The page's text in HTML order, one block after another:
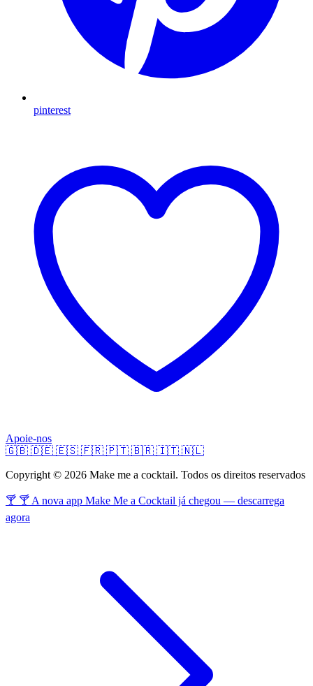
pinterest
Apoie-nos
🇬🇧 🇩🇪 🇪🇸 🇫🇷 🇵🇹 🇧🇷 🇮🇹 🇳🇱
Copyright © 2026 Make me a cocktail. Todos os direitos reservados
🍸 🍸 A nova app Make Me a Cocktail já chegou — descarrega
agora